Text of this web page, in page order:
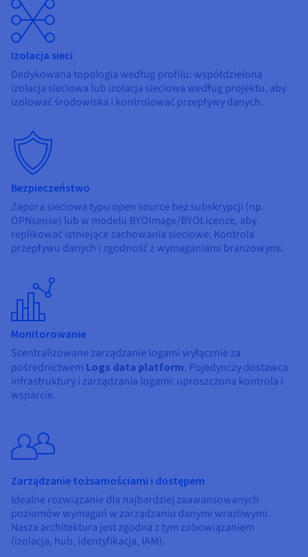
Izolacja sieci
Dedykowana topologia według profilu: współdzielona
izolacja sieciowa lub izolacja sieciowa według projektu, aby
izolować środowiska i kontrolować przepływy danych.
Bezpieczeństwo
Zapora sieciowa typu open source bez subskrypcji (np.
OPNsense) lub w modelu BYOImage/BYOLicence, aby
replikować istniejące zachowania sieciowe. Kontrola
przepływu danych i zgodność z wymaganiami branżowymi.
Monitorowanie
Scentralizowane zarządzanie logami wyłącznie za
pośrednictwem Logs data platform. Pojedynczy dostawca
infrastruktury i zarządzania logami: uproszczona kontrola i
wsparcie.
Zarządzanie tożsamościami i dostępem
Idealne rozwiązanie dla najbardziej zaawansowanych
poziomów wymagań w zarządzaniu danymi wrażliwymi.
Nasza architektura jest zgodna z tym zobowiązaniem
(izolacja, hub, identyfikacja, IAM).